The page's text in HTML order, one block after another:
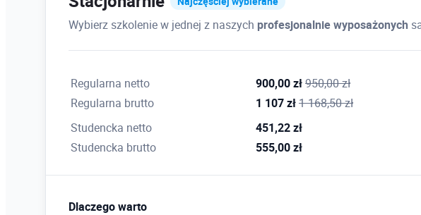
Wybierz szkolenie w jednej z naszych profesjonalnie wyposażonych
Regularna netto 900,00 zł950,00 zł
Regularna brutto
1 107 zł1 168,50 zł
Studencka netto
451,22 zł
Studencka brutto
555,00 zł
Dlaczego warto